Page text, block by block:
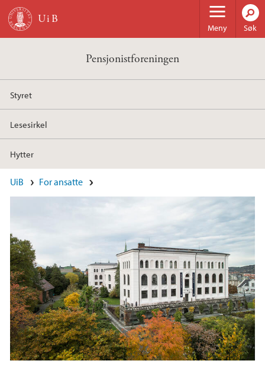
Hopp til hovedinnhold
Meny Søk
Pensjonistforeningen
Styret
Lesesirkel
Hytter
Hovedinnhold
UiB For ansatte